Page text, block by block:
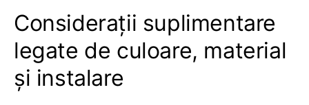
Considerații suplimentare
legate de culoare, material
și instalare